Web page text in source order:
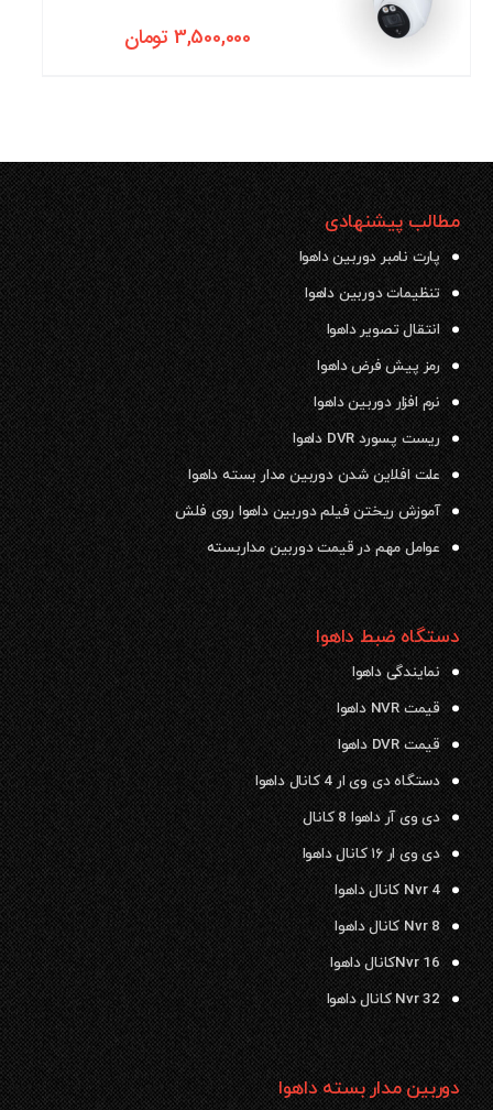
3,500,000تومان
مطالب پیشنهادی
پارت نامبر دوربین داهوا
تنظیمات دوربین داهوا
انتقال تصویر داهوا
رمز پیش فرض داهوا
نرم افزار دوربین داهوا
ریست پسورد DVR داهوا
علت افلاین شدن دوربین مدار بسته داهوا
آموزش ریختن فیلم دوربین داهوا روی فلش
عوامل مهم در قیمت دوربین مداربسته
دستگاه ضبط داهوا
نمایندگی داهوا
قیمت NVR داهوا
قیمت DVR داهوا
دستگاه دی وی ار 4 کانال داهوا
دی وی آر داهوا 8 کانال
دی وی ار ۱۶ کانال داهوا
Nvr 4 کانال داهوا
Nvr 8 کانال داهوا
Nvr 16کانال داهوا
Nvr 32 کانال داهوا
دوربین مدار بسته داهوا